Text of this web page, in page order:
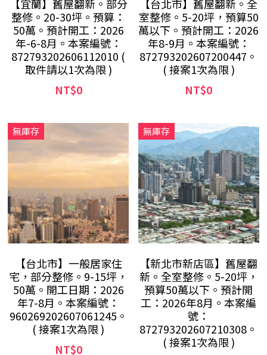
【宜蘭】舊屋翻新。部分
整修。20-30坪。預算：
50萬。預計開工：2026
年-6-8月。本案編號：
872793202606112010 (
取件請以1次為限 )
NT$0
【台北市】舊屋翻新。全
室整修。5-20坪，預算50
萬以下。預計開工：2026
年8-9月。本案編號：
872793202607200447。
( 接案1次為限 )
NT$0
無庫存
【台北市】一般居家住
宅，部分整修。9-15坪，
50萬。開工日期：2026
年7-8月。本案編號：
960269202607061245。
( 接案1次為限 )
NT$0
無庫存
【新北市新店區】舊屋翻
新。全室整修。5-20坪，
預算50萬以下。預計開
工：2026年8月。本案編
號：
872793202607210308。
( 接案1次為限 )